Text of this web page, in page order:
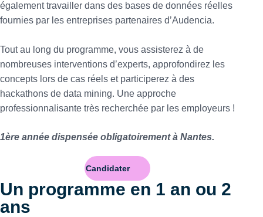
également travailler dans des bases de données réelles
fournies par les entreprises partenaires d’Audencia.
Tout au long du programme, vous assisterez à de
nombreuses interventions d’experts, approfondirez les
concepts lors de cas réels et participerez à des
hackathons de data mining. Une approche
professionnalisante très recherchée par les employeurs !
1ère année dispensée obligatoirement à Nantes.
Candidater
Un programme en 1 an ou 2
ans